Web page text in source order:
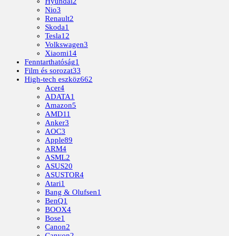
Nio3
Renault2
Skoda1
Tesla12
Volkswagen3
Xiaomi14
Fenntarthatóság1
Film és sorozat33
High-tech eszköz662
Acer4
ADATA1
Amazon5
AMD11
Anker3
AOC3
Apple89
ARM4
ASML2
ASUS20
ASUSTOR4
Atari1
Bang & Olufsen1
BenQ1
BOOX4
Bose1
Canon2